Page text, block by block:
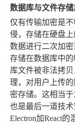
数据库与文件存
仅有传输加密是
侵，存储在硬盘
数据进行二次加
存储在数据库中
库文件被非法拷
理，对用户上传
密存储。这相当
也是最后一道技
Electron加React